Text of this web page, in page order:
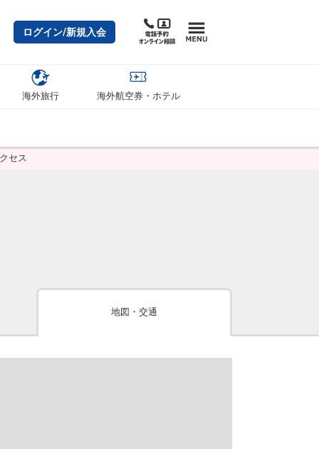
ログイン/新規入会
海外旅行 海外航空券・ホテル
セス
地図・交通